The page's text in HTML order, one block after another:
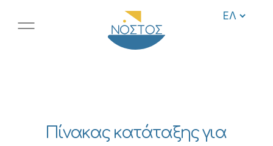
Πίνακας κατάταξης για